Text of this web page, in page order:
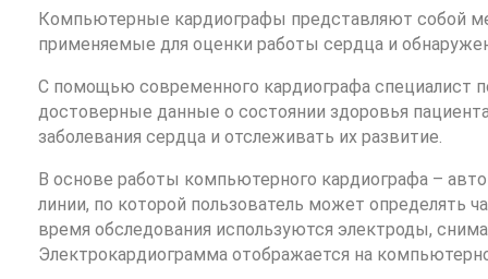
Компьютерные кардиографы представляют собой
применяемые для оценки работы сердца и
С помощью современного кардиографа специалист
достоверные данные о состоянии здоровья
заболевания сердца и отслеживать их развитие.
В основе работы компьютерного кардиографа –
линии, по которой пользователь может определять
время обследования используются электроды,
Электрокардиограмма отображается на